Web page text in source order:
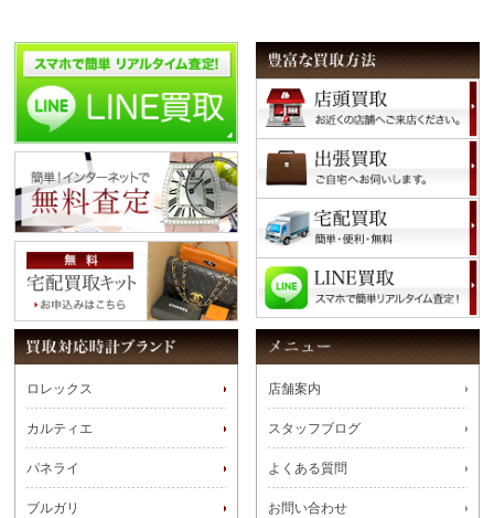
ロレックス
カルティエ
パネライ
ブルガリ
店舗案内
スタッフブログ
よくある質問
お問い合わせ